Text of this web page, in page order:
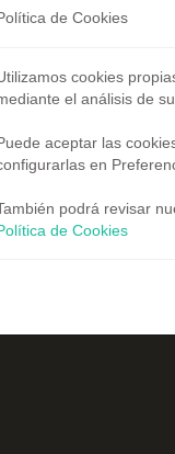
de Cookies
cookies
el análisis de
aceptar las
en
podrá revisar
de Cookies